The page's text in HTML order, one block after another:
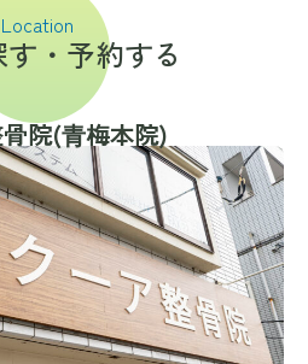
Location
・予約する
院(⻘梅本院)